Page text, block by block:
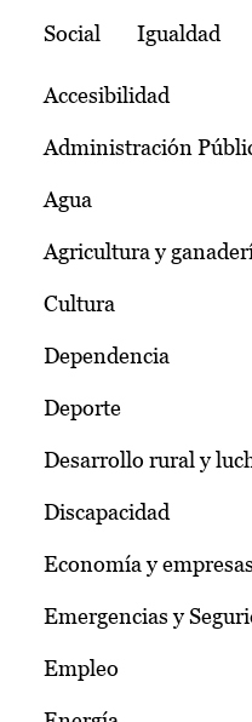
Social Igualdad
Accesibilidad
Administración
Agua
Agricultura y
Cultura
Dependencia
Deporte
Desarrollo rural y
Discapacidad
Economía y empresas
Emergencias y
Empleo